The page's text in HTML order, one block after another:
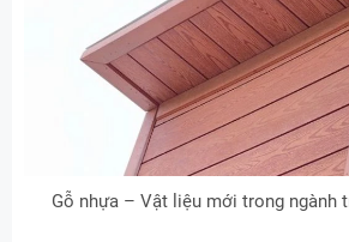
Gỗ nhựa – Vật liệu mới trong ngành